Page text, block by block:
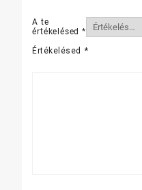
A te
értékelésed*
Értékelésed *